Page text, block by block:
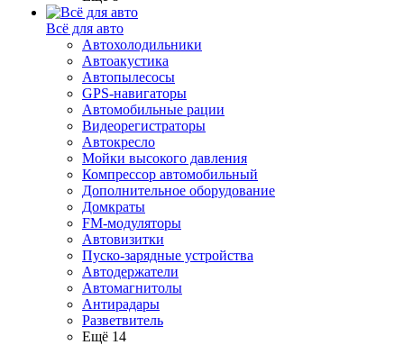
Всё для авто
Автохолодильники
Автоакустика
Автопылесосы
GPS-навигаторы
Автомобильные рации
Видеорегистраторы
Автокресло
Мойки высокого давления
Компрессор автомобильный
Дополнительное оборудование
Домкраты
FM-модуляторы
Автовизитки
Пуско-зарядные устройства
Автодержатели
Автомагнитолы
Антирадары
Разветвитель
Ещё 14